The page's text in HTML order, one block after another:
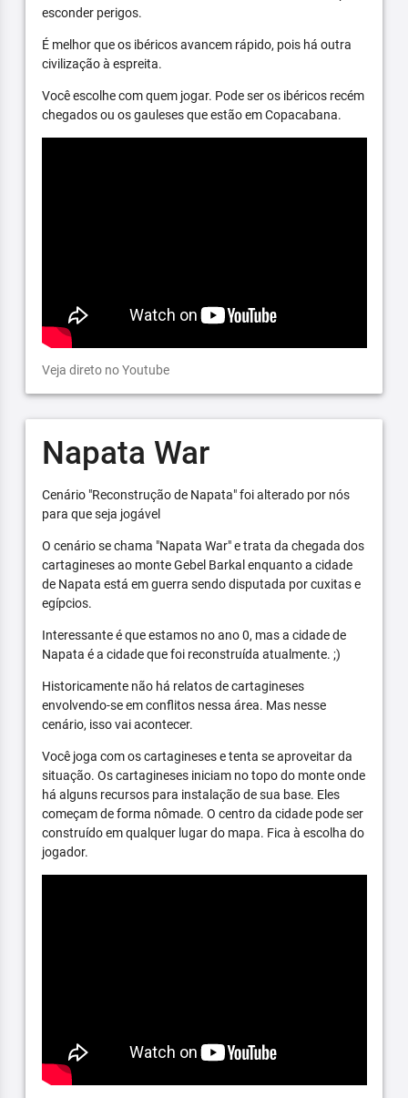
esconder perigos.
É melhor que os ibéricos avancem rápido, pois há outra
civilização à espreita.
Você escolhe com quem jogar. Pode ser os ibéricos recém
chegados ou os gauleses que estão em Copacabana.
Veja direto no Youtube
Napata War
Cenário "Reconstrução de Napata" foi alterado por nós
para que seja jogável
O cenário se chama "Napata War" e trata da chegada dos
cartagineses ao monte Gebel Barkal enquanto a cidade
de Napata está em guerra sendo disputada por cuxitas e
egípcios.
Interessante é que estamos no ano 0, mas a cidade de
Napata é a cidade que foi reconstruída atualmente. ;)
Historicamente não há relatos de cartagineses
envolvendo-se em conflitos nessa área. Mas nesse
cenário, isso vai acontecer.
Você joga com os cartagineses e tenta se aproveitar da
situação. Os cartagineses iniciam no topo do monte onde
há alguns recursos para instalação de sua base. Eles
começam de forma nômade. O centro da cidade pode ser
construído em qualquer lugar do mapa. Fica à escolha do
jogador.